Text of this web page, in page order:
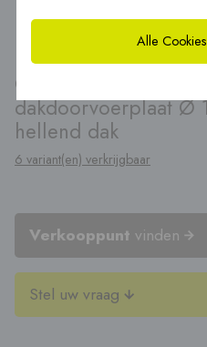
CoxDry
dakdoorvoerplaat Ø
hellend dak
6 variant(en) verkrijgbaar
Verkooppunt vinden
Stel uw vraag
Alle